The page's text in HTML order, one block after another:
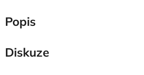
Popis
Diskuze